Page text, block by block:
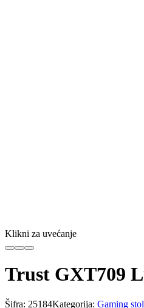
Klikni za uvećanje
Trust GXT709
Šifra: 25184Kategorija: Gaming